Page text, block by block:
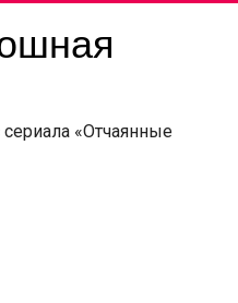
«Отчаянные